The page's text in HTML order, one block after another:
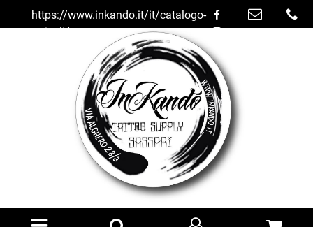
https://www.inkando.it/it/catalogo-
articoli/nov
Open menu